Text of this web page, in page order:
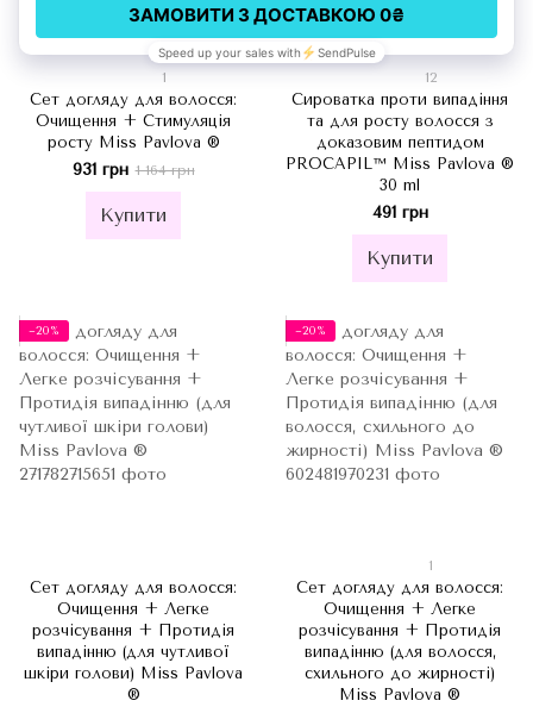
1
Сет догляду для волосся:
Очищення + Стимуляція
росту Miss Pavlova ®
931 грн 1 164 грн
Купити
12
Сироватка проти випадіння
та для росту волосся з
доказовим пептидом
PROCAPIL™ Miss Pavlova ®
30 ml
491 грн
Купити
−20%
Сет догляду для волосся:
Очищення + Легке
розчісування + Протидія
випадінню (для чутливої
шкіри голови) Miss Pavlova
®
−20%
1
Сет догляду для волосся:
Очищення + Легке
розчісування + Протидія
випадінню (для волосся,
схильного до жирності)
Miss Pavlova ®